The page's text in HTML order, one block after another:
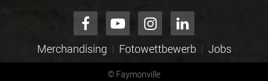
Merchandising Fotowettbewerb Jobs
© Faymonville